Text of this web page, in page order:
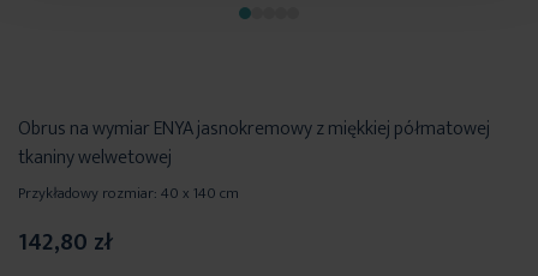
Obrus na wymiar ENYA jasnokremowy z miękkiej półmatowej
tkaniny welwetowej
Przykładowy rozmiar: 40 x 140 cm
142,80 zł